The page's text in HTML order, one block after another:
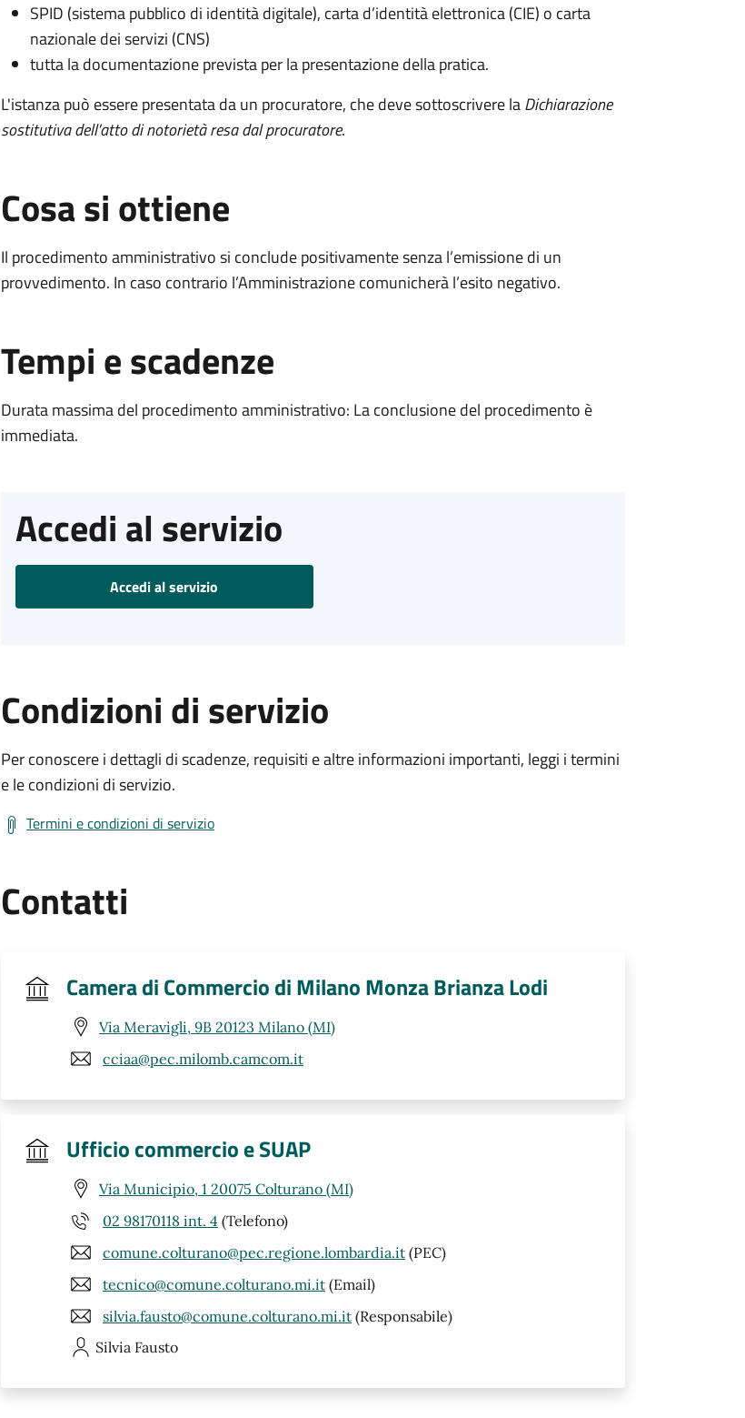
SPID (sistema pubblico di identità digitale), carta d’identità elettronica (CIE) o carta
nazionale dei servizi (CNS)
tutta la documentazione prevista per la presentazione della pratica.
L'istanza può essere presentata da un procuratore, che deve sottoscrivere laDichiarazione
sostitutiva dell'atto di notorietà resa dal procuratore.
Cosa si ottiene
Il procedimento amministrativo si conclude positivamente senza l’emissione di un
provvedimento. In caso contrario l’Amministrazione comunicherà l’esito negativo.
Tempi e scadenze
Durata massima del procedimento amministrativo: La conclusione del procedimento è
immediata.
Accedi al servizio
Accedi al servizio
Condizioni di servizio
Per conoscere i dettagli di scadenze, requisiti e altre informazioni importanti, leggi i termini
e le condizioni di servizio.
Termini e condizioni di servizio
Contatti
Camera di Commercio di Milano Monza Brianza Lodi
Via Meravigli, 9B 20123 Milano (MI)
cciaa@pec.milomb.camcom.it
Ufficio commercio e SUAP
Via Municipio, 1 20075 Colturano (MI)
02 98170118 int. 4 (Telefono)
comune.colturano@pec.regione.lombardia.it (PEC)
tecnico@comune.colturano.mi.it (Email)
silvia.fausto@comune.colturano.mi.it (Responsabile)
Silvia Fausto